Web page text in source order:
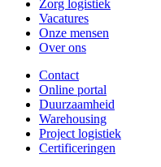
Zorg logistiek
Vacatures
Onze mensen
Over ons
Contact
Online portal
Duurzaamheid
Warehousing
Project logistiek
Certificeringen